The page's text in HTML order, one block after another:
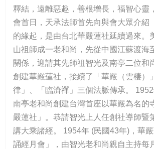
釋結，遠離惡趣，善根增長，福智心靈
會首日，天承法師首先向與會大眾介紹
的緣起，是由台北華嚴蓮社延續過來。
山祖師成一老和尚，先從中國江蘇渡海
關係，迎請其先師祖智光及南亭二位和
創建華嚴蓮社，接續了「華嚴（雲棲）
律」、「臨濟禪」三個法脈傳承。 1952
南亭老和尚創建台灣首座以華嚴為名的
嚴蓮社」。恭請智光上人任創社導師暨
講大乘諸經。 1954年 (民國43年)，華
誦經月會」，由智光老和尚親自主持每